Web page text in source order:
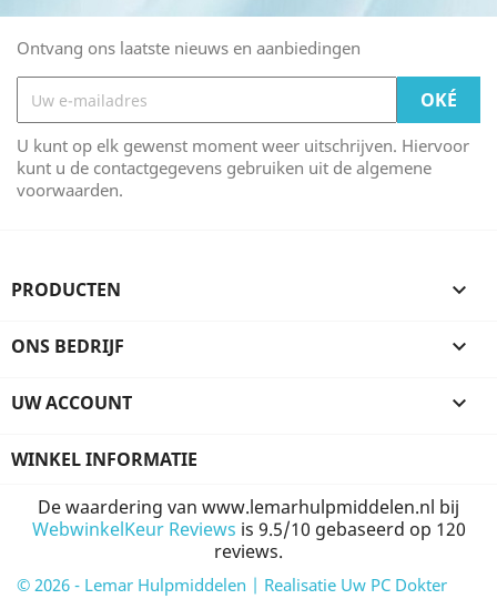
Ontvang ons laatste nieuws en aanbiedingen
U kunt op elk gewenst moment weer uitschrijven. Hiervoor
kunt u de contactgegevens gebruiken uit de algemene
voorwaarden.
PRODUCTEN 
ONS BEDRIJF 
UW ACCOUNT 
WINKEL INFORMATIE
De waardering van www.lemarhulpmiddelen.nl bij
WebwinkelKeur Reviews is 9.5/10 gebaseerd op 120
reviews.
© 2026 - Lemar Hulpmiddelen | Realisatie Uw PC Dokter